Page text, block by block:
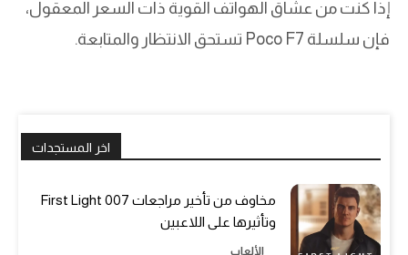
إذا كنت من عشاق الهواتف القوية ذات السعر المعقول،
فإن سلسلة Poco F7 تستحق الانتظار والمتابعة.
اخر المستجدات
مخاوف من تأخير مراجعات 007 First Light
وتأثيرها على اللاعبين
الألعاب